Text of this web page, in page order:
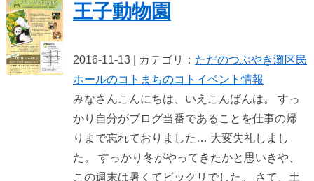
王子動物園
2016-11-13 | カテゴリ： ただのつぶやき灘区民
ホールのコト まちのコト イベント情報
みなさんこんにちは、いえこんばんは。 すっ
かり自分がブログ当番であることを仕事の帰
りまで忘れておりました… 大変失礼しまし
た。 すっかり冬がやってきたかと思いきや、
この週末は暑くてビックリでした。 さて、土